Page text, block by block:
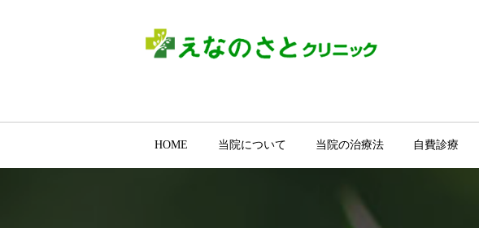
HOME 当院について 当院の治療法 自費診療